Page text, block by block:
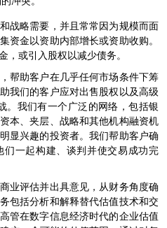
战略需要，并且常常因为规模而面
资金以资助内部增长或资助收购。
或引入股权以减少债务。
帮助客户在几乎任何市场条件下筹
我们的客户应对出售股权以及高级
。我们有一个广泛的网络，包括银
本、夹层、战略和其他机构融资机
显兴趣的投资者。我们帮助客户确
一起构建、谈判并使交易成功完
业评估并出具意见，从财务角度确
包括分析和解释替代估值技术和交
管在数字信息经济时代的企业估值